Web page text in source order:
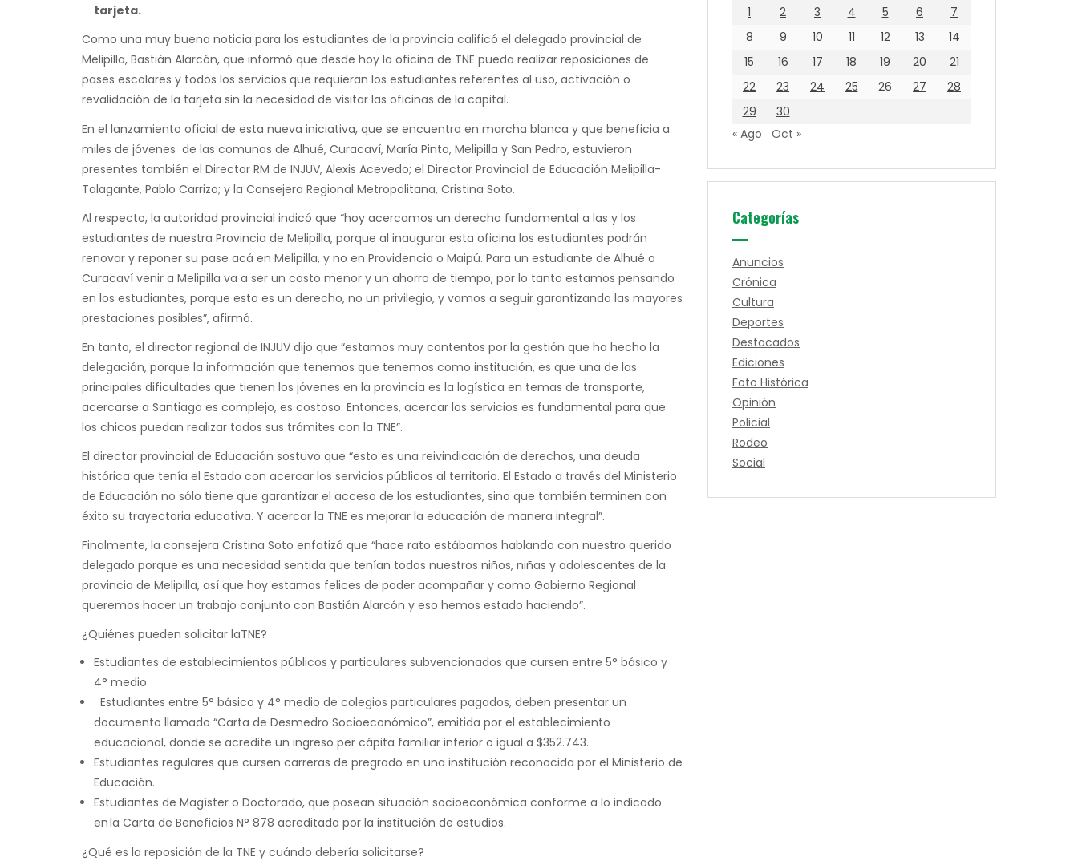
tarjeta.
Como una muy buena noticia para los estudiantes de la provincia calificó el delegado provincial de
Melipilla, Bastián Alarcón, que informó que desde hoy la oficina de TNE pueda realizar reposiciones de
pases escolares y todos los servicios que requieran los estudiantes referentes al uso, activación o
revalidación de la tarjeta sin la necesidad de visitar las oficinas de la capital.
En el lanzamiento oficial de esta nueva iniciativa, que se encuentra en marcha blanca y que beneficia a
miles de jóvenes de las comunas de Alhué, Curacaví, María Pinto, Melipilla y San Pedro, estuvieron
presentes también el Director RM de INJUV, Alexis Acevedo; el Director Provincial de Educación Melipilla-
Talagante, Pablo Carrizo; y la Consejera Regional Metropolitana, Cristina Soto.
Al respecto, la autoridad provincial indicó que “hoy acercamos un derecho fundamental a las y los
estudiantes de nuestra Provincia de Melipilla, porque al inaugurar esta oficina los estudiantes podrán
renovar y reponer su pase acá en Melipilla, y no en Providencia o Maipú. Para un estudiante de Alhué o
Curacaví venir a Melipilla va a ser un costo menor y un ahorro de tiempo, por lo tanto estamos pensando
en los estudiantes, porque esto es un derecho, no un privilegio, y vamos a seguir garantizando las mayores
prestaciones posibles”, afirmó.
En tanto, el director regional de INJUV dijo que “estamos muy contentos por la gestión que ha hecho la
delegación, porque la información que tenemos que tenemos como institución, es que una de las
principales dificultades que tienen los jóvenes en la provincia es la logística en temas de transporte,
acercarse a Santiago es complejo, es costoso. Entonces, acercar los servicios es fundamental para que
los chicos puedan realizar todos sus trámites con la TNE”.
El director provincial de Educación sostuvo que “esto es una reivindicación de derechos, una deuda
histórica que tenía el Estado con acercar los servicios públicos al territorio. El Estado a través del Ministerio
de Educación no sólo tiene que garantizar el acceso de los estudiantes, sino que también terminen con
éxito su trayectoria educativa. Y acercar la TNE es mejorar la educación de manera integral”.
Finalmente, la consejera Cristina Soto enfatizó que “hace rato estábamos hablando con nuestro querido
delegado porque es una necesidad sentida que tenían todos nuestros niños, niñas y adolescentes de la
provincia de Melipilla, así que hoy estamos felices de poder acompañar y como Gobierno Regional
queremos hacer un trabajo conjunto con Bastián Alarcón y eso hemos estado haciendo”.
¿Quiénes pueden solicitar laTNE?
Estudiantes de establecimientos públicos y particulares subvencionados que cursen entre 5° básico y
4° medio
Estudiantes entre 5° básico y 4° medio de colegios particulares pagados, deben presentar un
documento llamado “Carta de Desmedro Socioeconómico”, emitida por el establecimiento
educacional, donde se acredite un ingreso per cápita familiar inferior o igual a $352.743.
Estudiantes regulares que cursen carreras de pregrado en una institución reconocida por el Ministerio de
Educación.
Estudiantes de Magíster o Doctorado, que posean situación socioeconómica conforme a lo indicado
en la Carta de Beneficios N° 878 acreditada por la institución de estudios.
¿Qué es la reposición de la TNE y cuándo debería solicitarse?
1
2 3 4 5 6
7
8
9 10 11 12 13
14
15
16 17 18 19 20
21
22
23 24 25 26 27
28
29
30
« Ago
Oct »
Categorías
Anuncios
Crónica
Cultura
Deportes
Destacados
Ediciones
Foto Histórica
Opinión
Policial
Rodeo
Social